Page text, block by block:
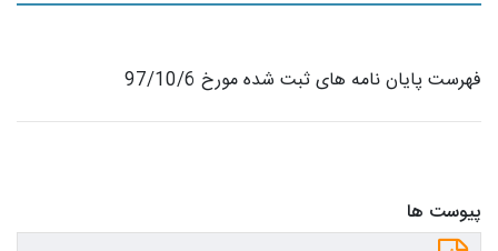
فهرست پایان نامه های ثبت شده مورخ 97/10/6
پیوست ها